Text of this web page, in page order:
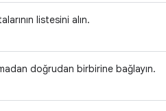
listesini alın.
doğrudan birbirine bağlayın.